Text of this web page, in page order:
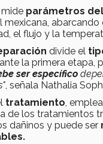
mide parámetros
mexicana, abarcando
el flujo y la
divide el
la primera etapa,
ser específico
, señala Nathalia
tratamiento,
de los tratamientos
dañinos y puede ser